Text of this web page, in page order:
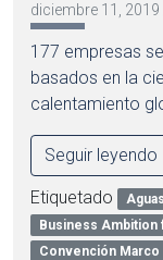
diciembre 11, 2019
177 empresas
basados en la
calentamiento
Seguir leyendo
Etiquetado
Business Ambition
Convención Marco